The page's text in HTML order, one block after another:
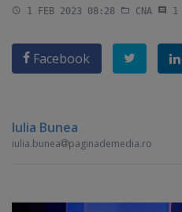
1 FEB 2023 08:28 CNA 1
Facebook
Iulia Bunea
iulia.bunea paginademedia.ro